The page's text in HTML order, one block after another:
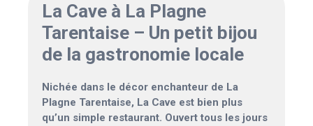
La Cave à La Plagne
Tarentaise – Un petit bijou
de la gastronomie locale
Nichée dans le décor enchanteur de La
Plagne Tarentaise, La Cave est bien plus
qu’un simple restaurant. Ouvert tous les jours